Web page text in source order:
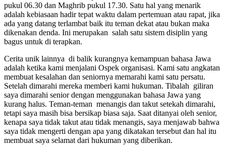
pukul 06.30 dan Maghrib pukul 17.30. Satu hal yang menarik
adalah kebiasaan hadir tepat waktu dalam pertemuan atau rapat, jika
ada yang datang terlambat baik itu teman dekat atau bukan maka
dikenakan denda. Ini merupakan salah satu sistem disiplin yang
bagus untuk di terapkan.
Cerita unik lainnya di balik kurangnya kemampuan bahasa Jawa
adalah ketika kami menjalani Ospek organisasi. Kami satu angkatan
membuat kesalahan dan seniornya memarahi kami satu persatu.
Setelah dimarahi mereka memberi kami hukuman. Tibalah giliran
saya dimarahi senior dengan menggunakan bahasa Jawa yang
kurang halus. Teman-teman menangis dan takut setekah dimarahi,
tetapi saya masih bisa bersikap biasa saja. Saat ditanyai oleh senior,
kenapa saya tidak takut atau tidak menangis, saya menjawab bahwa
saya tidak mengerti dengan apa yang dikatakan tersebut dan hal itu
membuat saya selamat dari hukuman yang diberikan.